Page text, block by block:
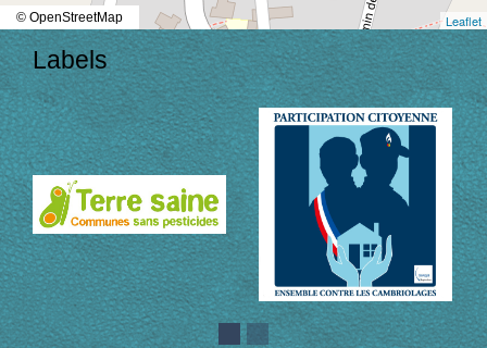
Leaflet
© OpenStreetMap
Labels